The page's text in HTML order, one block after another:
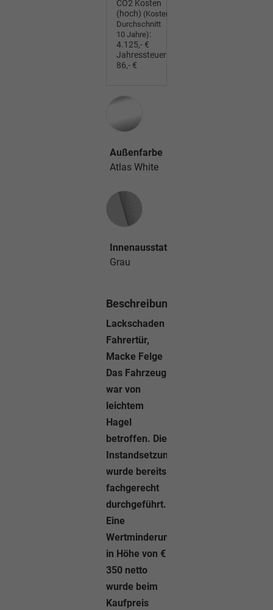
CO2 Kosten
(hoch) (Kosten
Durchschnitt
10 Jahre):
4.125,- €
Jahressteuer:
86,- €
Außenfarbe
Atlas White
Innenausstattung
Innenausstattung
Grau
Beschreibung
Lackschaden
Fahrertür,
Macke Felge
Das Fahrzeug
war von
leichtem
Hagel
betroffen. Die
Instandsetzung
wurde bereits
fachgerecht
durchgeführt.
Eine
Wertminderung
in Höhe von €
350 netto
wurde beim
Kaufpreis